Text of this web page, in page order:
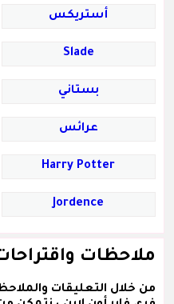
أستريكس
Slade
بستاني
عرائس
Harry Potter
Jordence
ملاحظات
من خلال التعليقات